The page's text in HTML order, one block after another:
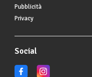
Pubblicità
Privacy
Social